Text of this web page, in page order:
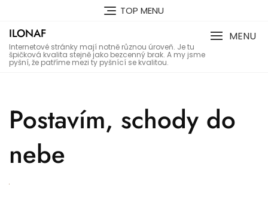
content
TOP MENU
ILONAF
Internetové stránky mají notně různou úroveň. Je tu
špičková kvalita stejně jako bezcenný brak. A my jsme
pyšní, že patříme mezi ty pyšnící se kvalitou.
MENU
Postavím, schody do
nebe